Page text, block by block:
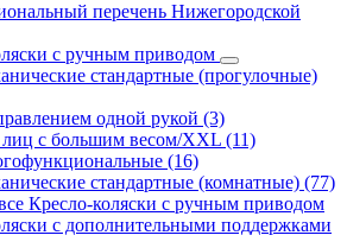
перечень Нижегородской
с ручным приводом
стандартные (прогулочные)
одной рукой (3)
с большим весом/XXL (11)
(16)
стандартные (комнатные) (77)
Кресло-коляски с ручным приводом
с дополнительными поддержками